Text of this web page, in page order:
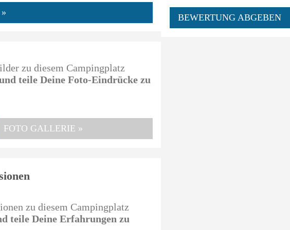
zu diesem Campingplatz
teile Deine Foto-Eindrücke zu
FOTO GALLERIE »
zu diesem Campingplatz
teile Deine Erfahrungen zu
BEWERTUNG ABGEBEN